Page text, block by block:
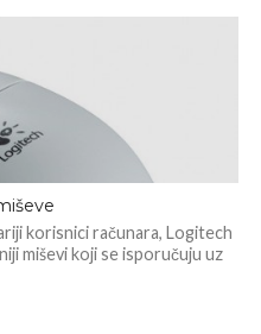
korisnici računara, Logitech
miševi koji se isporučuju uz